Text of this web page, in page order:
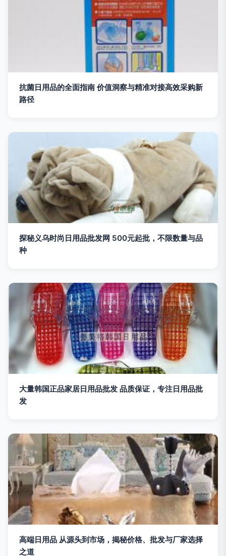
抗菌日用品的全面指南 价值洞察与精准对接高效采购新
路径
探秘义乌时尚日用品批发网 500元起批，不限数量与品
种
大量韩国正品家居日用品批发 品质保证，专注日用品批
发
高端日用品 从源头到市场，揭秘价格、批发与厂家选择
之道